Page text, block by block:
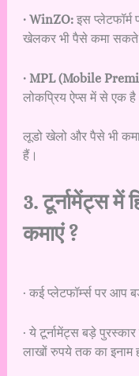
· WinZO: इस
खेलकर भी पैसे कमा सकते
· MPL (Mobile
लोकप्रिय ऐप्स में से एक
लूडो खेलो और पैसे भी
हैं।
3. टूर्नामेंट्स में
कमाएं ?
· कई प्लेटफॉर्म्स पर आप
· ये टूर्नामेंट्स बड़े
लाखों रुपये तक का इनाम